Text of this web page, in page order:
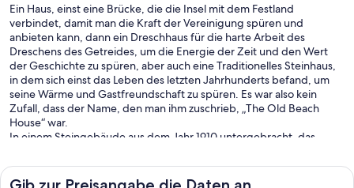
Ein Haus, einst eine Brücke, die die Insel mit dem Festland
verbindet, damit man die Kraft der Vereinigung spüren und
anbieten kann, dann ein Dreschhaus für die harte Arbeit des
Dreschens des Getreides, um die Energie der Zeit und den Wert
der Geschichte zu spüren, aber auch eine Traditionelles Steinhaus,
in dem sich einst das Leben des letzten Jahrhunderts befand, um
seine Wärme und Gastfreundschaft zu spüren. Es war also kein
Zufall, dass der Name, den man ihm zuschrieb, „The Old Beach
House“ war.
In einem Steingebäude aus dem Jahr 1910 untergebracht, das
Produkte wie Olivenöl, Oliven und Salz von Kreta auf den
Peloponnes, nach Kythera und auf das griechische Festland war Für